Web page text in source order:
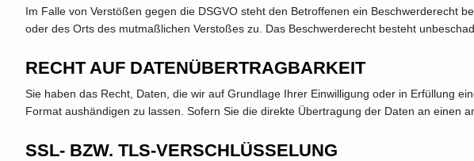
Im Falle von Verstößen gegen die DSGVO steht den Betroffenen ein Beschwerderecht
oder des Orts des mutmaßlichen Verstoßes zu. Das Beschwerderecht besteht
RECHT AUF DATENÜBERTRAGBARKEIT
Sie haben das Recht, Daten, die wir auf Grundlage Ihrer Einwilligung oder in Erfüllung
Format aushändigen zu lassen. Sofern Sie die direkte Übertragung der Daten an einen
SSL- BZW. TLS-VERSCHLÜSSELUNG